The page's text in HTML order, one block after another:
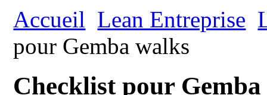
Accueil Lean Entreprise
pour Gemba walks
Checklist pour